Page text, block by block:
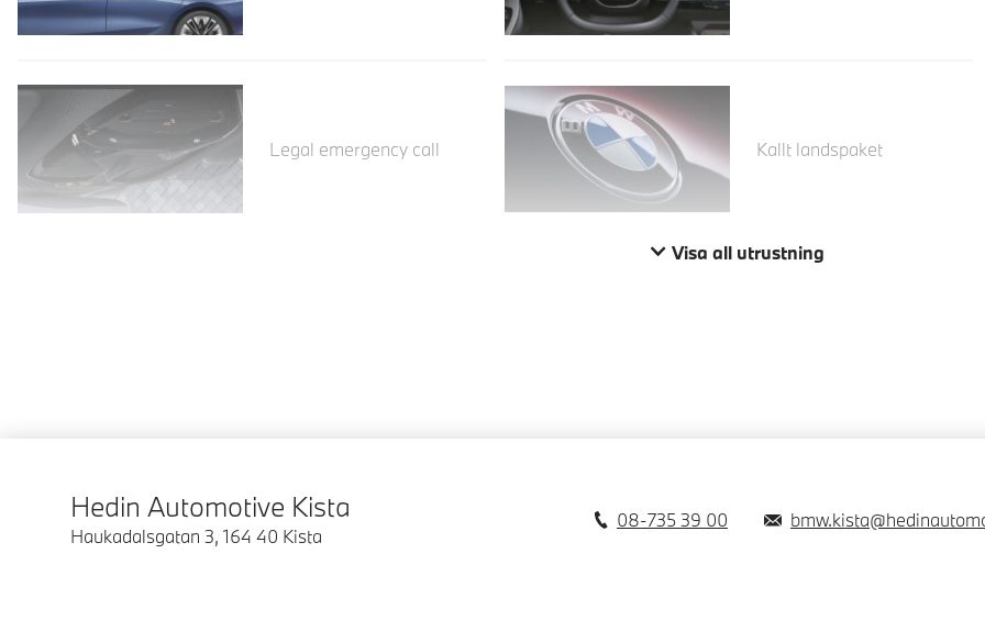
Legal emergency call Kallt landspaket
Visa all utrustning
Hedin Automotive Kista
Haukadalsgatan 3, 164 40 Kista
08-735 39 00